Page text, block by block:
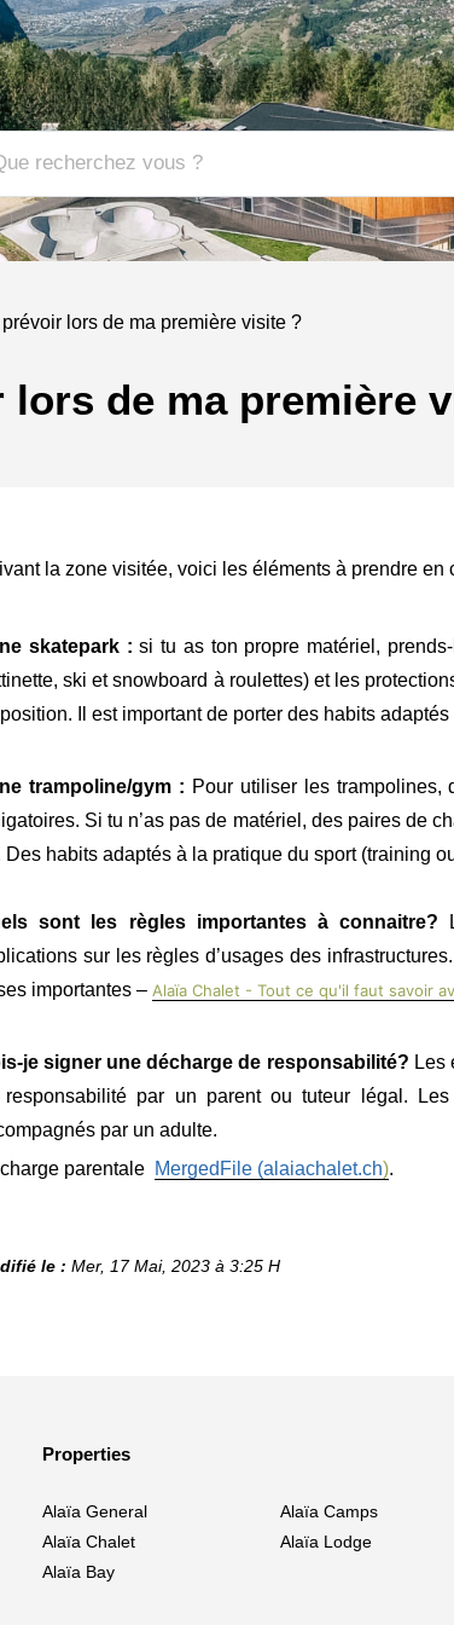
lors de ma première visite ?
de ma première
la zone visitée, voici les éléments à prendre en
skatepark :si tu as ton propre matériel,
ski et snowboard à roulettes) et les
Il est important de porter des habits
trampoline/gym : Pour utiliser les trampolines,
Si tu n’as pas de matériel, des paires de
Des habits adaptés à la pratique du sport (training
sont les règles importantes à connaitre?
sur les règles d’usages des
importantes – Alaïa Chalet - Tout ce qu'il faut savoir
je signer une décharge de responsabilité? Les
responsabilité par un parent ou tuteur légal.
par un adulte.
parentale MergedFile (alaiachalet.ch).
le : Mer, 17 Mai, 2023 à 3:25 H
Properties
Alaïa General
Alaïa Chalet
Alaïa Bay
Alaïa Camps
Alaïa Lodge